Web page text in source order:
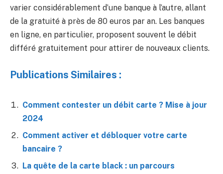
varier considérablement d’une banque à l’autre, allant
de la gratuité à près de 80 euros par an. Les banques
en ligne, en particulier, proposent souvent le débit
différé gratuitement pour attirer de nouveaux clients.
Publications Similaires :
Comment contester un débit carte ? Mise à jour
2024
Comment activer et débloquer votre carte
bancaire ?
La quête de la carte black : un parcours